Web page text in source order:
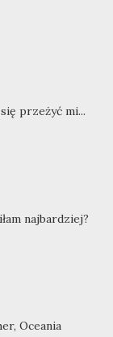
przeżyć mi...
najbardziej?
Oceania